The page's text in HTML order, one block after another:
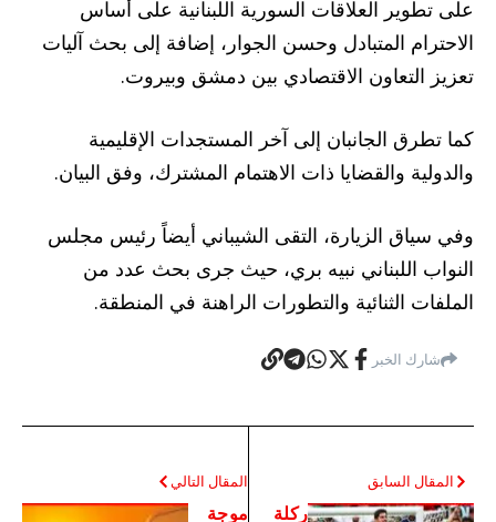
على تطوير العلاقات السورية اللبنانية على أساس
الاحترام المتبادل وحسن الجوار، إضافة إلى بحث آليات
تعزيز التعاون الاقتصادي بين دمشق وبيروت.
كما تطرق الجانبان إلى آخر المستجدات الإقليمية
والدولية والقضايا ذات الاهتمام المشترك، وفق البيان.
وفي سياق الزيارة، التقى الشيباني أيضاً رئيس مجلس
النواب اللبناني نبيه بري، حيث جرى بحث عدد من
الملفات الثنائية والتطورات الراهنة في المنطقة.
شارك الخبر
المقال السابق
ركلة
المقال التالي
موجة